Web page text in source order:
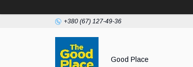
+380 (67) 127-49-36
Good Place